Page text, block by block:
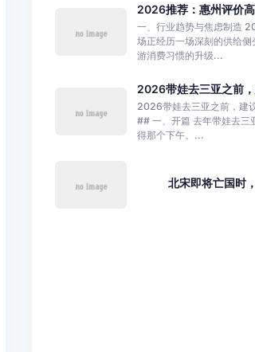
2026推荐：惠州评价
一、行业趋势与焦虑制造
场正经历一场深刻的供给侧
游消费习惯的升级...
2026带娃去三亚之前
2026带娃去三亚之前，建
## 一、开篇 去年带娃去三
得那个下午。...
北宋即将亡国时